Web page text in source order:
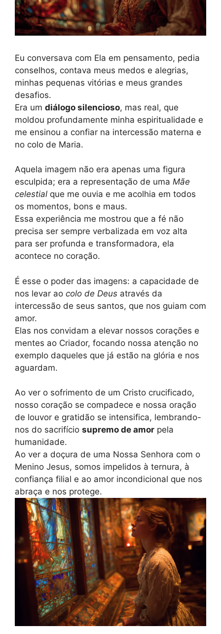
Eu conversava com Ela em pensamento, pedia
conselhos, contava meus medos e alegrias,
minhas pequenas vitórias e meus grandes
desafios.
Era um diálogo silencioso, mas real, que
moldou profundamente minha espiritualidade e
me ensinou a confiar na intercessão materna e
no colo de Maria.
Aquela imagem não era apenas uma figura
esculpida; era a representação de uma Mãe
celestial que me ouvia e me acolhia em todos
os momentos, bons e maus.
Essa experiência me mostrou que a fé não
precisa ser sempre verbalizada em voz alta
para ser profunda e transformadora, ela
acontece no coração.
É esse o poder das imagens: a capacidade de
nos levar ao colo de Deus através da
intercessão de seus santos, que nos guiam com
amor.
Elas nos convidam a elevar nossos corações e
mentes ao Criador, focando nossa atenção no
exemplo daqueles que já estão na glória e nos
aguardam.
Ao ver o sofrimento de um Cristo crucificado,
nosso coração se compadece e nossa oração
de louvor e gratidão se intensifica, lembrando-
nos do sacrifício supremo de amor pela
humanidade.
Ao ver a doçura de uma Nossa Senhora com o
Menino Jesus, somos impelidos à ternura, à
confiança filial e ao amor incondicional que nos
abraça e nos protege.